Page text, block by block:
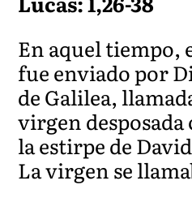
En aquel tiempo,
fue enviado por
de Galilea,
virgen
la estirpe de
La virgen se